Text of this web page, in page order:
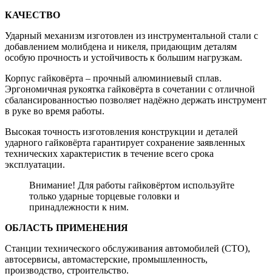
КАЧЕСТВО
Ударный механизм изготовлен из инструментальной стали с
добавлением молибдена и никеля, придающим деталям
особую прочность и устойчивость к большим нагрузкам.
Корпус гайковёрта – прочный алюминиевый сплав.
Эргономичная рукоятка гайковёрта в сочетании с отличной
сбалансированностью позволяет надёжно держать инструмент
в руке во время работы.
Высокая точность изготовления конструкции и деталей
ударного гайковёрта гарантирует сохранение заявленных
технических характеристик в течение всего срока
эксплуатации.
Внимание! Для работы гайковёртом используйте
только ударные торцевые головки и
принадлежности к ним.
ОБЛАСТЬ ПРИМЕНЕНИЯ
Станции технического обслуживания автомобилей (СТО),
автосервисы, автомастерские, промышленность,
производство, строительство.